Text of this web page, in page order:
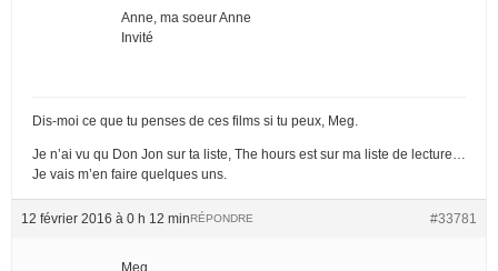
Anne, ma soeur Anne
Invité
Dis-moi ce que tu penses de ces films si tu peux, Meg.
Je n’ai vu qu Don Jon sur ta liste, The hours est sur ma liste de lecture…
Je vais m’en faire quelques uns.
12 février 2016 à 0 h 12 min #33781
RÉPONDRE
Meg